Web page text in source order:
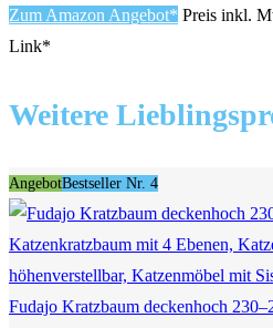
Zum Amazon Angebot* Preis inkl.
Link*
Weitere
AngebotBestseller Nr. 4
Fudajo Kratzbaum deckenhoch